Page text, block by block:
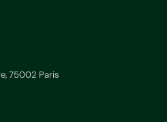
75002 Paris